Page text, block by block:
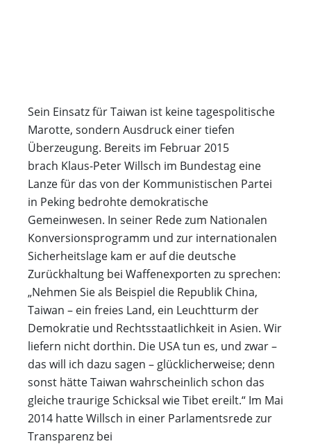
Sein Einsatz für Taiwan ist keine tagespolitische
Marotte, sondern Ausdruck einer tiefen
Überzeugung. Bereits im Februar 2015
brach Klaus-Peter Willsch im Bundestag eine
Lanze für das von der Kommunistischen Partei
in Peking bedrohte demokratische
Gemeinwesen. In seiner Rede zum Nationalen
Konversionsprogramm und zur internationalen
Sicherheitslage kam er auf die deutsche
Zurückhaltung bei Waffenexporten zu sprechen:
„Nehmen Sie als Beispiel die Republik China,
Taiwan – ein freies Land, ein Leuchtturm der
Demokratie und Rechtsstaatlichkeit in Asien. Wir
liefern nicht dorthin. Die USA tun es, und zwar –
das will ich dazu sagen – glücklicherweise; denn
sonst hätte Taiwan wahrscheinlich schon das
gleiche traurige Schicksal wie Tibet ereilt.“ Im Mai
2014 hatte Willsch in einer Parlamentsrede zur
Transparenz bei